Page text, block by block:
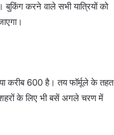
करने वाले सभी यात्रियों को
करीब 600 है। तय फॉर्मूले के तहत
के लिए भी बसें अगले चरण में